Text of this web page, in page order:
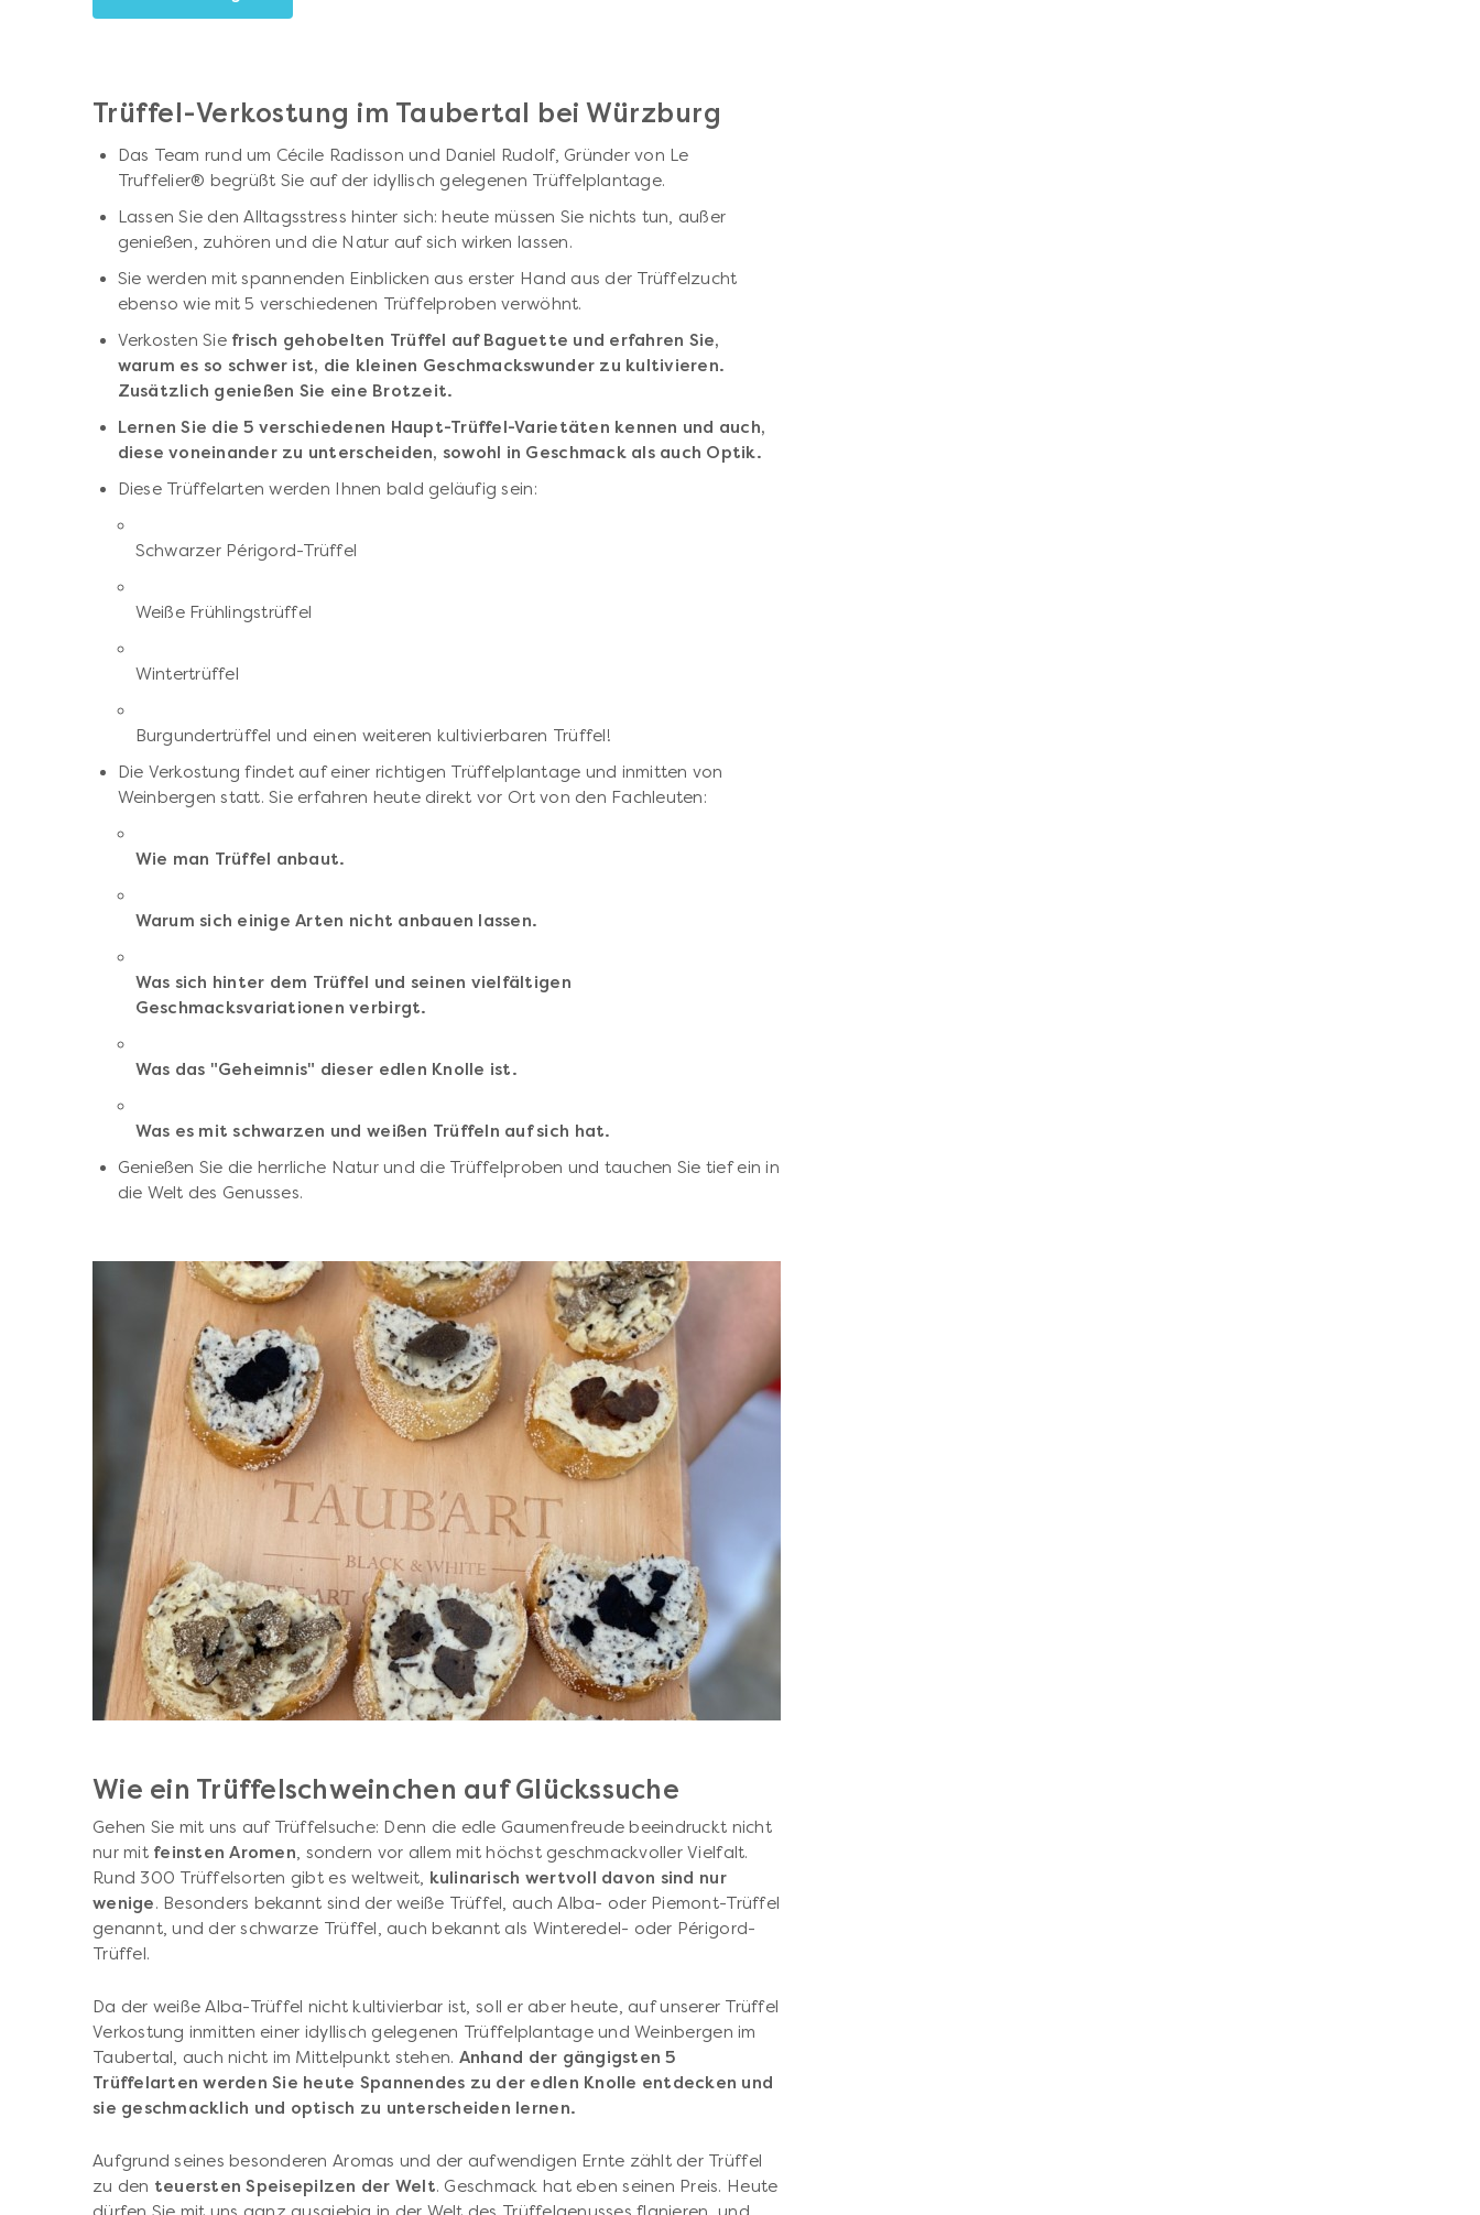
Trüffel-Verkostung im Taubertal bei Würzburg
Das Team rund um Cécile Radisson und Daniel Rudolf, Gründer von Le
Truffelier® begrüßt Sie auf der idyllisch gelegenen Trüffelplantage.
Lassen Sie den Alltagsstress hinter sich: heute müssen Sie nichts tun, außer
genießen, zuhören und die Natur auf sich wirken lassen.
Sie werden mit spannenden Einblicken aus erster Hand aus der Trüffelzucht
ebenso wie mit 5 verschiedenen Trüffelproben verwöhnt.
Verkosten Sie frisch gehobelten Trüffel auf Baguette und erfahren Sie,
warum es so schwer ist, die kleinen Geschmackswunder zu kultivieren.
Zusätzlich genießen Sie eine Brotzeit.
Lernen Sie die 5 verschiedenen Haupt-Trüffel-Varietäten kennen und auch,
diese voneinander zu unterscheiden, sowohl in Geschmack als auch Optik.
Diese Trüffelarten werden Ihnen bald geläufig sein:
Schwarzer Périgord-Trüffel
Weiße Frühlingstrüffel
Wintertrüffel
Burgundertrüffel und einen weiteren kultivierbaren Trüffel!
Die Verkostung findet auf einer richtigen Trüffelplantage und inmitten von
Weinbergen statt. Sie erfahren heute direkt vor Ort von den Fachleuten:
Wie man Trüffel anbaut.
Warum sich einige Arten nicht anbauen lassen.
Was sich hinter dem Trüffel und seinen vielfältigen
Geschmacksvariationen verbirgt.
Was das "Geheimnis" dieser edlen Knolle ist.
Was es mit schwarzen und weißen Trüffeln auf sich hat.
Genießen Sie die herrliche Natur und die Trüffelproben und tauchen Sie tief ein in
die Welt des Genusses.
Wie ein Trüffelschweinchen auf Glückssuche
Gehen Sie mit uns auf Trüffelsuche: Denn die edle Gaumenfreude beeindruckt nicht
nur mitfeinsten Aromen, sondern vor allem mit höchst geschmackvoller Vielfalt.
Rund 300 Trüffelsorten gibt es weltweit, kulinarisch wertvoll davon sind nur
wenige. Besonders bekannt sind der weiße Trüffel, auch Alba- oder Piemont-Trüffel
genannt, und der schwarze Trüffel, auch bekannt als Winteredel- oder Périgord-
Trüffel.
Da der weiße Alba-Trüffel nicht kultivierbar ist, soll er aber heute, auf unserer Trüffel
Verkostung inmitten einer idyllisch gelegenen Trüffelplantage und Weinbergen im
Taubertal, auch nicht im Mittelpunkt stehen. Anhand der gängigsten 5
Trüffelarten werden Sie heute Spannendes zu der edlen Knolle entdecken und
sie geschmacklich und optisch zu unterscheiden lernen.
Aufgrund seines besonderen Aromas und der aufwendigen Ernte zählt der Trüffel
zu den teuersten Speisepilzen der Welt. Geschmack hat eben seinen Preis. Heute